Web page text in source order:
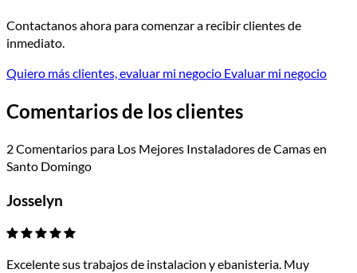
Contactanos ahora para comenzar a recibir clientes de
inmediato.
Quiero más clientes, evaluar mi negocio Evaluar mi negocio
Comentarios de los clientes
2 Comentarios para Los Mejores Instaladores de Camas en
Santo Domingo
Josselyn
Excelente sus trabajos de instalacion y ebanisteria. Muy